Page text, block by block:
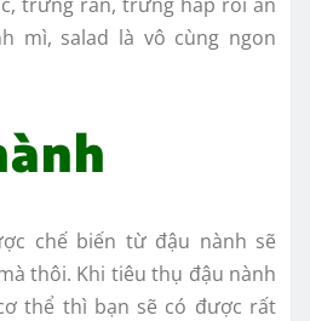
mì, salad là vô cùng ngon
chế biến từ đậu nành sẽ
thôi. Khi tiêu thụ đậu nành
thể thì bạn sẽ có được rất